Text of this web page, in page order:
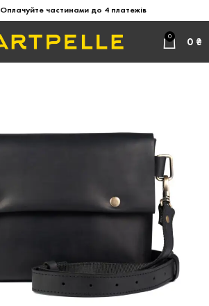
Оплачуйте частинами до 4 платежів
0 0 ₴